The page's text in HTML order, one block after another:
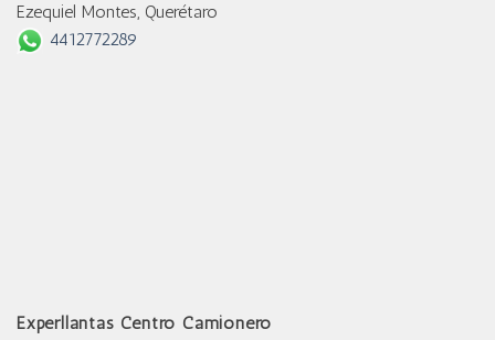
Ezequiel Montes, Querétaro
4412772289
Experllantas Centro Camionero